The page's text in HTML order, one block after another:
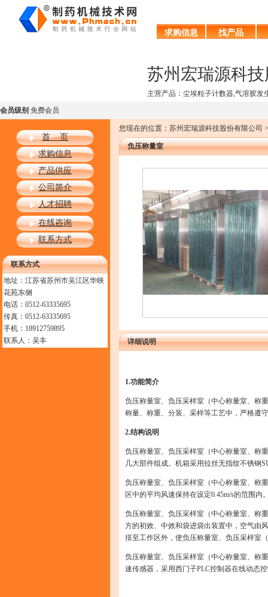
求购信息 找产品
苏州宏瑞源科
主营产品：尘埃粒子计数器,气溶胶
会员级别免费会员
首 页
求购信息
产品供应
公司简介
人才招聘
在线咨询
联系方式
联系方式
地址：江苏省苏州市吴江区华映
花苑东侧
电话：0512-63335695
传真：0512-63335695
手机：18912759895
联系人：吴丰
您现在的位置：苏州宏瑞源科技股份有限公司
负压称量室
详细说明
1.功能简介
负压称量室、负压采样室（中心称量室、称
称量、称重、分装、采样等工艺中，严格遵
2.结构说明
负压称量室、负压采样室（中心称量室、称
几大部件组成。机箱采用拉丝无指纹不锈钢
负压称量室、负压采样室（中心称量室、称
区中的平均风速保持在设定0.45m/s的范围内
负压称量室、负压采样室（中心称量室、称
方的初效、中效和袋进袋出装置中，空气由
排至工作区外，使负压称量室、负压采样室
负压称量室、负压采样室（中心称量室、称
速传感器，采用西门子PLC控制器在线动态